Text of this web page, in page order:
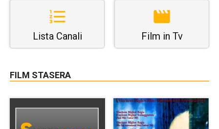
Lista Canali Film in Tv
FILM STASERA